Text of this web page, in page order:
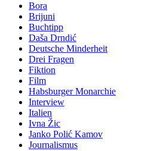
Bora
Brijuni
Buchtipp
Daša Drndić
Deutsche Minderheit
Drei Fragen
Fiktion
Film
Habsburger Monarchie
Interview
Italien
Ivna Žic
Janko Polić Kamov
Journalismus